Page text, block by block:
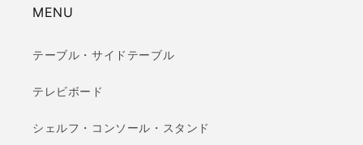
MENU
テーブル・サイドテーブル
テレビボード
シェルフ・コンソール・スタンド